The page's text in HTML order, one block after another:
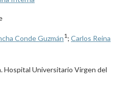
Conde Guzmán1 ; Carlos Reina
Hospital Universitario Virgen del